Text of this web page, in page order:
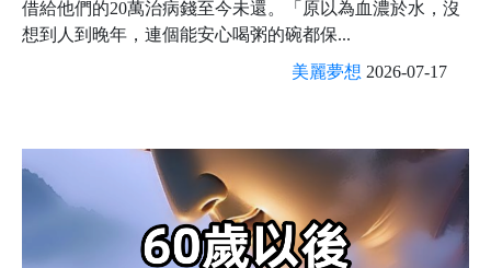
借給他們的20萬治病錢至今未還。「原以為血濃於水，沒
想到人到晚年，連個能安心喝粥的碗都保...
美麗夢想 2026-07-17